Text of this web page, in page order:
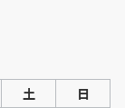
土
日